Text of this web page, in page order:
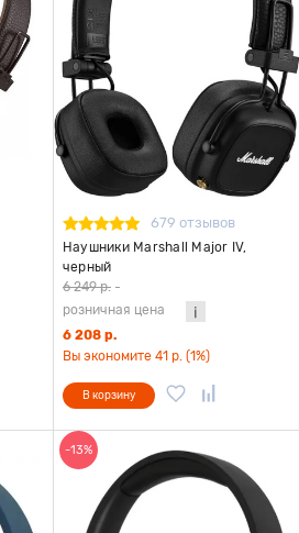
679 отзывов
Наушники Marshall Major IV,
черный
6 249 р. -
розничная цена
6 208 р.
Вы экономите 41 р. (1%)
В корзину
-13%